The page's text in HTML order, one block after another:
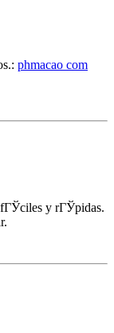
phmacao com
fГЎciles y rГЎpidas.